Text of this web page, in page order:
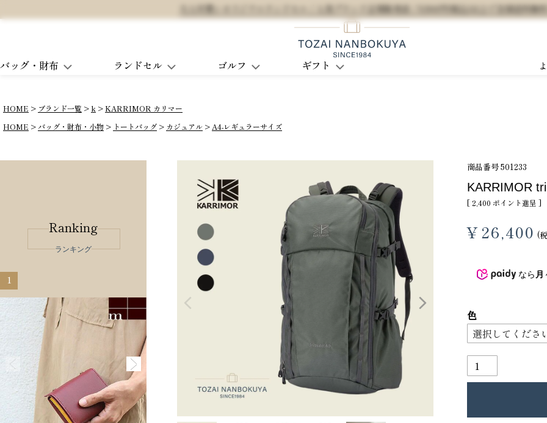
大人可愛いオリジナルランドセル / 人気ブランド正規販売店 / 5,500円(税込)以上で全国送料
バッグ・財布 ランドセル ゴルフ ギフト
HOME ブランド一覧 k
KARRIMOR カリマー
HOME
バッグ・財布・小物 トートバッグ カジュアル A4-レギュラーサイズ
Ranking
ランキング
1
商品番号501233
KARRIMOR
[ 2,400 ポイント進呈 ]
¥ 26,400
なら
色